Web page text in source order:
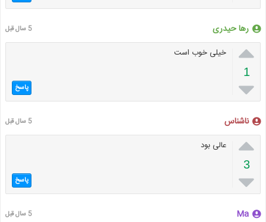
رها حیدری 5 سال قبل

1

خیلی خوب است
پاسخ
ناشناس 5 سال قبل

3

عالی بود
پاسخ
Ma 5 سال قبل